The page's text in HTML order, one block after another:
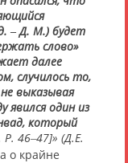
‒ Д. М.) будет
слово»
далее
случилось то,
выказывая
явился один из
который
46‒47]» (Д.Е.
о крайне